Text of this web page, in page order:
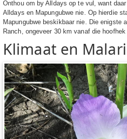
Onthou om by Alldays op te vul, want
Alldays en Mapungubwe nie. Op hierdie
Mapungubwe beskikbaar nie. Die enigste
Ranch, ongeveer 30 km vanaf die
Klimaat en